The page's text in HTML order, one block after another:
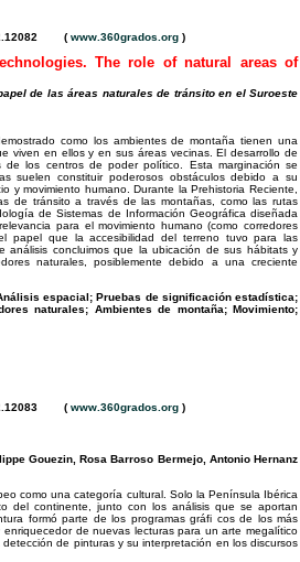
( www.360grados.org )
The role of natural areas of
de las áreas naturales de tránsito en el Suroeste
como los ambientes de montaña tienen una
viven en ellos y en sus áreas vecinas. El desarrollo de
los centros de poder político. Esta marginación se
suelen constituir poderosos obstáculos debido a su
y movimiento humano. Durante la Prehistoria Reciente,
de tránsito a través de las montañas, como las rutas
de Sistemas de Información Geográfica diseñada
para el movimiento humano (como corredores
papel que la accesibilidad del terreno tuvo para las
análisis concluimos que la ubicación de sus hábitats y
naturales, posiblemente debido a una creciente
espacial; Pruebas de significación estadística;
naturales; Ambientes de montaña; Movimiento;
( www.360grados.org )
Gouezin, Rosa Barroso Bermejo, Antonio Hernanz
como una categoría cultural. Solo la Península Ibérica
del continente, junto con los análisis que se aportan
formó parte de los programas gráfi cos de los más
de nuevas lecturas para un arte megalítico
de pinturas y su interpretación en los discursos